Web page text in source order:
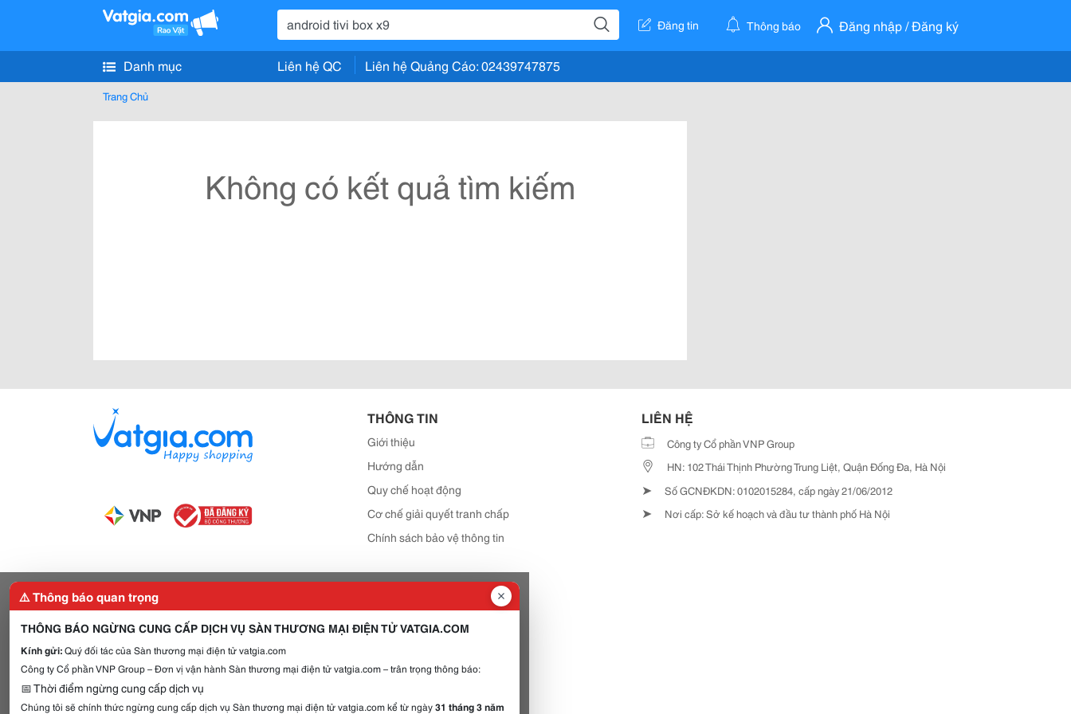
Đăng tin Thông báo Đăng nhập / Đăng ký
Danh mục Liên hệ QC Liên hệ Quảng Cáo: 02439747875
Trang Chủ
Không có kết quả tìm kiếm
THÔNG TIN
Giới thiệu
Hướng dẫn
Quy chế hoạt động
Cơ chế giải quyết tranh chấp
Chính sách bảo vệ thông tin
LIÊN HỆ
Công ty Cổ phần VNP Group
HN: 102 Thái Thịnh Phường Trung Liệt, Quận Đống Đa, Hà Nội
➤ Số GCNĐKDN: 0102015284, cấp ngày 21/06/2012
➤ Nơi cấp: Sở kế hoạch và đầu tư thành phố Hà Nội
⚠️ Thông báo quan trọng
THÔNG BÁO NGỪNG CUNG CẤP DỊCH VỤ SÀN THƯƠNG MẠI ĐIỆN TỬ VATGIA.COM
Kính gửi:Quý đối tác của Sàn thương mại điện tử vatgia.com
Công ty Cổ phần VNP Group – Đơn vị vận hành Sàn thương mại điện tử vatgia.com – trân trọng thông báo:
📅 Thời điểm ngừng cung cấp dịch vụ
Chúng tôi sẽ chính thức ngừng cung cấp dịch vụ Sàn thương mại điện tử vatgia.com kể từ ngày31 tháng 3 năm